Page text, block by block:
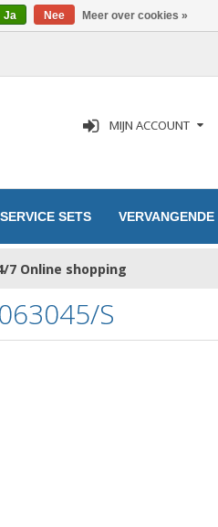
MIJN ACCOUNT
SETS
7 Online shopping
S
Ja Nee Meer over cookies »